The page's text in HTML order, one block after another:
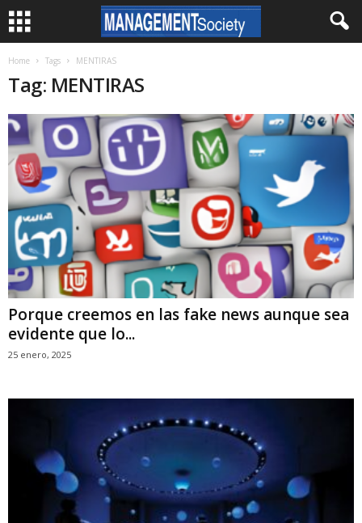
Home Tags MENTIRAS
Tag: MENTIRAS
Porque creemos en las fake news aunque sea
evidente que lo...
25 enero, 2025